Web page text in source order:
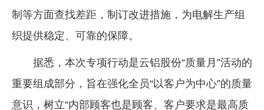
制等方面查找差距，制订改进措施，为电解生产组
织提供稳定、可靠的保障。
据悉，本次专项行动是云铝股份“质量月”活动的
重要组成部分，旨在强化全员“以客户为中心”的质量
意识，树立“内部顾客也是顾客、客户要求是最高质